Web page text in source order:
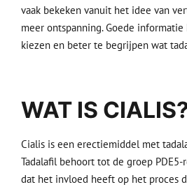
vaak bekeken vanuit het idee van
meer ontspanning. Goede
kiezen en beter te begrijpen wat
WAT IS
Cialis is een erectiemiddel met
Tadalafil behoort tot de groep
dat het invloed heeft op het proces